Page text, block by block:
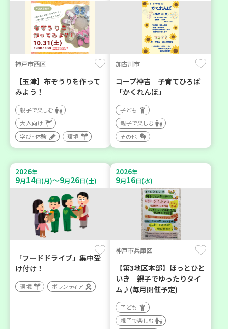
神戸市西区
【玉津】布ぞうりを作って
みよう！
親子で楽しむ
大人向け
学び・体験
環境
加古川市
コープ神吉 子育てひろば
「かくれんぼ」
子ども
親子で楽しむ
その他
2026年
9月14日(月)～9月26日(土)
「フードドライブ」集中受
け付け！
環境 ボランティア
2026年
9月16日(水)
神戸市兵庫区
【第3地区本部】ほっとひと
いき 親子でゆったりタイ
ム♪(毎月開催予定)
子ども
親子で楽しむ